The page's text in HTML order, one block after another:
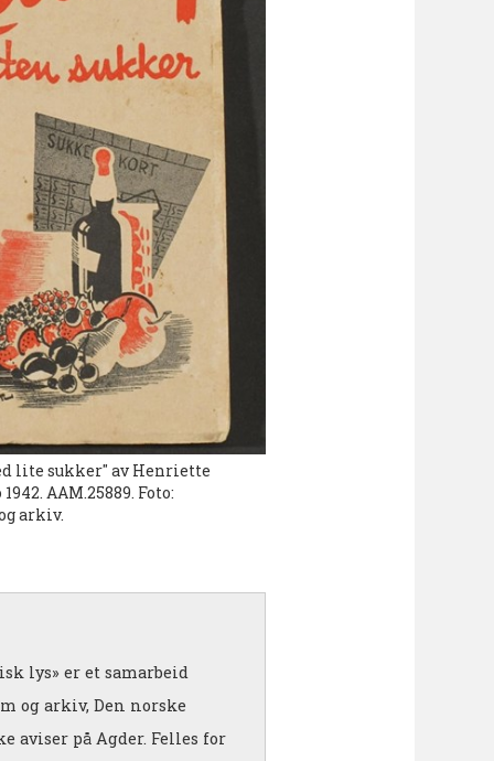
lite sukker" av Henriette
AAM.25889. Foto:
arkiv.
lys» er et samarbeid
og arkiv, Den norske
aviser på Agder. Felles for